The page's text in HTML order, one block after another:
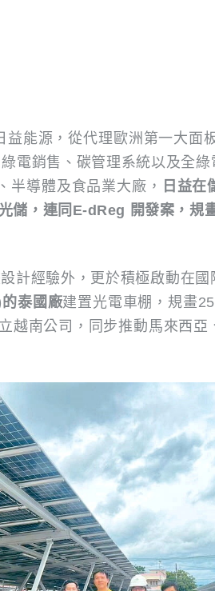
能源，從代理歐洲第一大面
電銷售、碳管理系統以及全
半導體及食品業大廠，
日益在
儲，連同E-dReg 開發案，規
計經驗外，更於積極啟動在
泰國廠建置光電車棚，規畫
南公司，同步推動馬來西